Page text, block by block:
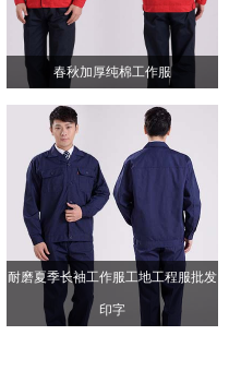
春秋加厚纯棉工作服
耐磨夏季长袖工作服工地工程服批发
印字